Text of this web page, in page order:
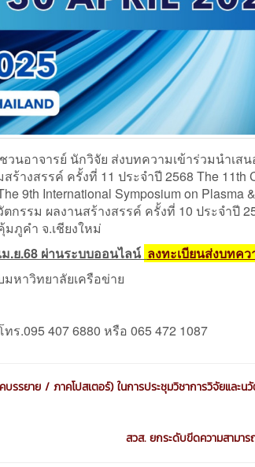
นอาจารย์ นักวิจัย ส่งบทความเข้าร่วมนำเส
างสรรค์ ครั้งที่ 11 ประจำปี 2568 The 11th
9th International Symposium on Plasma
กรรม ผลงานสร้างสรรค์ ครั้งที่ 10 ประจำปี
ภูคำ จ.เชียงใหม่
.ย.68 ผ่านระบบออนไลน์ ลงทะเบียนส่งบทคว
หาวิทยาลัยเครือข่าย
.095 407 6880 หรือ 065 472 1087
รยาย / ภาคโปสเตอร์) ในการประชุมวิชาการวิจัยและน
สวส. ยกระดับขีดความสามา